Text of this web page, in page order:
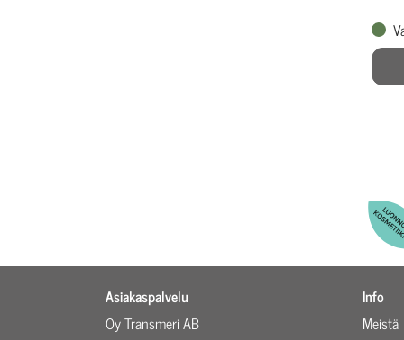
Asiakaspalvelu
Oy Transmeri AB
Info
Meistä